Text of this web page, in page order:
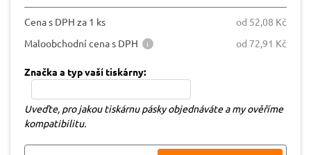
Cena s DPH za 1 ks
od 52,08 Kč
Maloobchodní cena s DPH
od 72,91 Kč
Značka a typ vaší tiskárny:
Uveďte, pro jakou tiskárnu pásky objednáváte a my ověříme
kompatibilitu.